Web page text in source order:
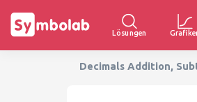
Lösungen
Decimals Addition,